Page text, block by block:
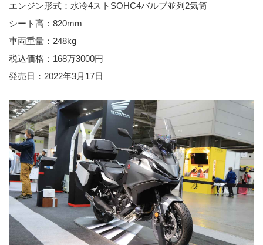
エンジン形式：水冷4ストSOHC4バルブ並列2気筒
シート高：820mm
車両重量：248kg
税込価格：168万3000円
発売日：2022年3月17日